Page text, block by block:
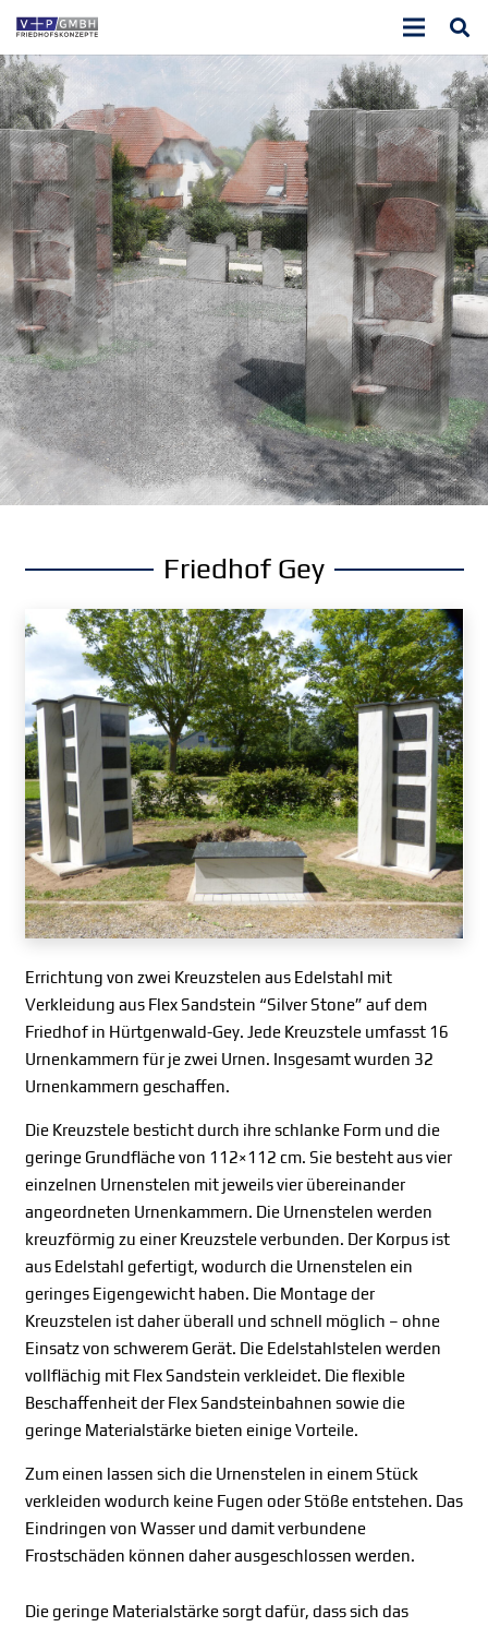
Friedhof Gey
Errichtung von zwei Kreuzstelen aus Edelstahl mit
Verkleidung aus Flex Sandstein “Silver Stone” auf dem
Friedhof in Hürtgenwald-Gey. Jede Kreuzstele umfasst 16
Urnenkammern für je zwei Urnen. Insgesamt wurden 32
Urnenkammern geschaffen.
Die Kreuzstele besticht durch ihre schlanke Form und die
geringe Grundfläche von 112×112 cm. Sie besteht aus vier
einzelnen Urnenstelen mit jeweils vier übereinander
angeordneten Urnenkammern. Die Urnenstelen werden
kreuzförmig zu einer Kreuzstele verbunden. Der Korpus ist
aus Edelstahl gefertigt, wodurch die Urnenstelen ein
geringes Eigengewicht haben. Die Montage der
Kreuzstelen ist daher überall und schnell möglich – ohne
Einsatz von schwerem Gerät. Die Edelstahlstelen werden
vollflächig mit Flex Sandstein verkleidet. Die flexible
Beschaffenheit der Flex Sandsteinbahnen sowie die
geringe Materialstärke bieten einige Vorteile.
Zum einen lassen sich die Urnenstelen in einem Stück
verkleiden wodurch keine Fugen oder Stöße entstehen. Das
Eindringen von Wasser und damit verbundene
Frostschäden können daher ausgeschlossen werden.
Die geringe Materialstärke sorgt dafür, dass sich das